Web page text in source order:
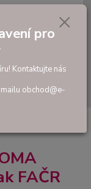
Hledat
0,00 Kč
FAČR
pro
Kontaktujte nás
obchod@e-